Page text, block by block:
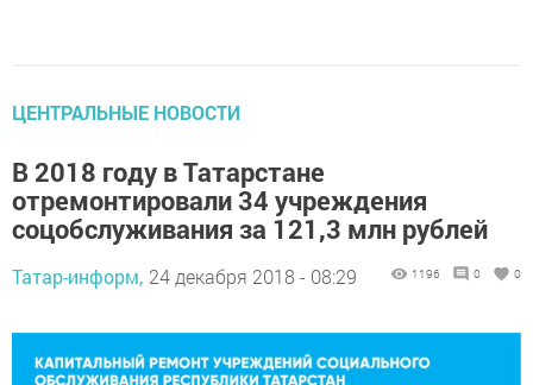
ЦЕНТРАЛЬНЫЕ НОВОСТИ
В 2018 году в Татарстане
отремонтировали 34 учреждения
соцобслуживания за 121,3 млн рублей
Татар-информ, 24 декабря 2018 - 08:29 1196 0 0